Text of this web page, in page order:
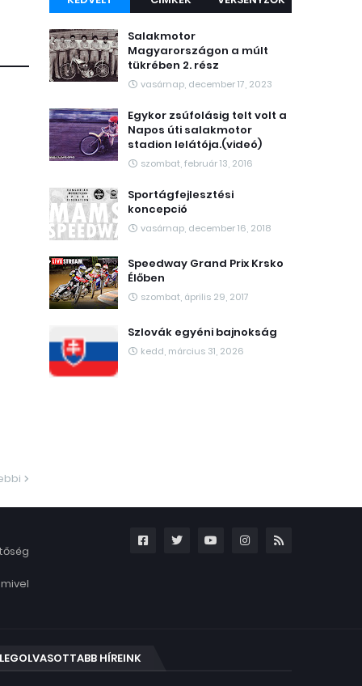
Salakmotor
Magyarországon a múlt
tükrében 2. rész
vasárnap, december 17, 2023
Egykor zsúfolásig telt volt a
Napos úti salakmotor
stadion lelátója.(videó)
szombat, február 13, 2016
Sportágfejlesztési
koncepció
vasárnap, december 16, 2018
Speedway Grand Prix Krsko
Élőben
szombat, április 29, 2017
Szlovák egyéni bajnokság
kedd, március 31, 2026
LEGOLVASOTTABB HÍREINK